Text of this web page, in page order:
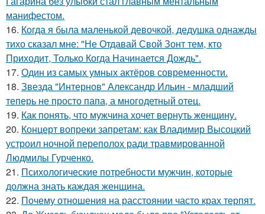
манифестом.
16. Когда я была маленькой девочкой, дедушка однажды
тихо сказал мне: "Не Отдавай Свой Зонт тем, кто
Приходит, Только Когда Начинается Дождь".
17. Один из самых умных актёров современности.
18. Звезда "Интернов" Александр Ильин - младший
теперь не просто папа, а многодетный отец.
19. Как понять, что мужчина хочет вернуть женщину.
20. Концерт вопреки запретам: как Владимир Высоцкий
устроил ночной переполох ради травмированной
Людмилы Гурченко.
21. Психологические потребности мужчин, которые
должна знать каждая женщина.
22. Почему отношения на расстоянии часто крах терпят.